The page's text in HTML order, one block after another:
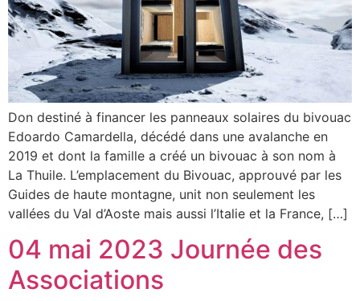
Don destiné à financer les panneaux solaires du bivouac
Edoardo Camardella, décédé dans une avalanche en
2019 et dont la famille a créé un bivouac à son nom à
La Thuile. L’emplacement du Bivouac, approuvé par les
Guides de haute montagne, unit non seulement les
vallées du Val d’Aoste mais aussi l’Italie et la France, […]
04 mai 2023 Journée des
Associations